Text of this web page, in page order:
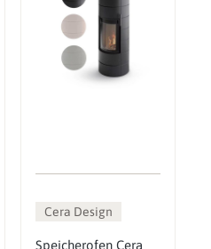
Cera Design
Speicherofen Cera